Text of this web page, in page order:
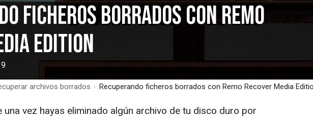
ficheros borrados con Remo
Edition
archivos borrados › Recuperando ficheros borrados con Remo Recover Media
una vez hayas eliminado algún archivo de tu disco duro por